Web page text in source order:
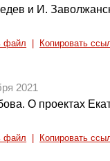
и И.
файл Копировать
2021
О проектах
файл Копировать